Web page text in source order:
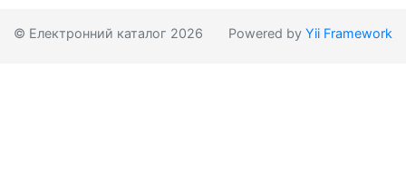
© Електронний каталог 2026 Powered by Yii Framework